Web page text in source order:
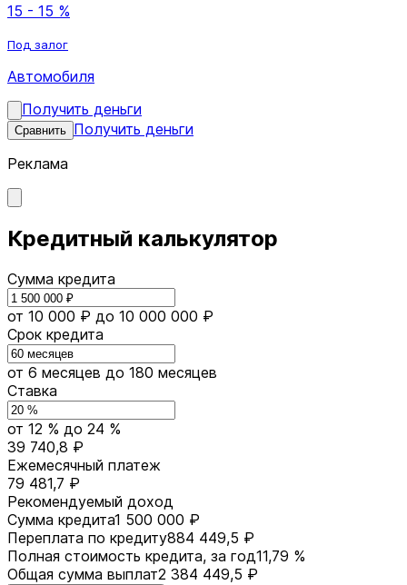
15 - 15 %
Под залог
Автомобиля
Получить деньги
Сравнить Получить деньги
Реклама
Кредитный калькулятор
Сумма кредита
от 10 000 ₽ до 10 000 000 ₽
Срок кредита
от 6 месяцев до 180 месяцев
Ставка
от 12 % до 24 %
39 740,8 ₽
Ежемесячный платеж
79 481,7 ₽
Рекомендуемый доход
Сумма кредита1 500 000 ₽
Переплата по кредиту884 449,5 ₽
Полная стоимость кредита, за год11,79 %
Общая сумма выплат2 384 449,5 ₽